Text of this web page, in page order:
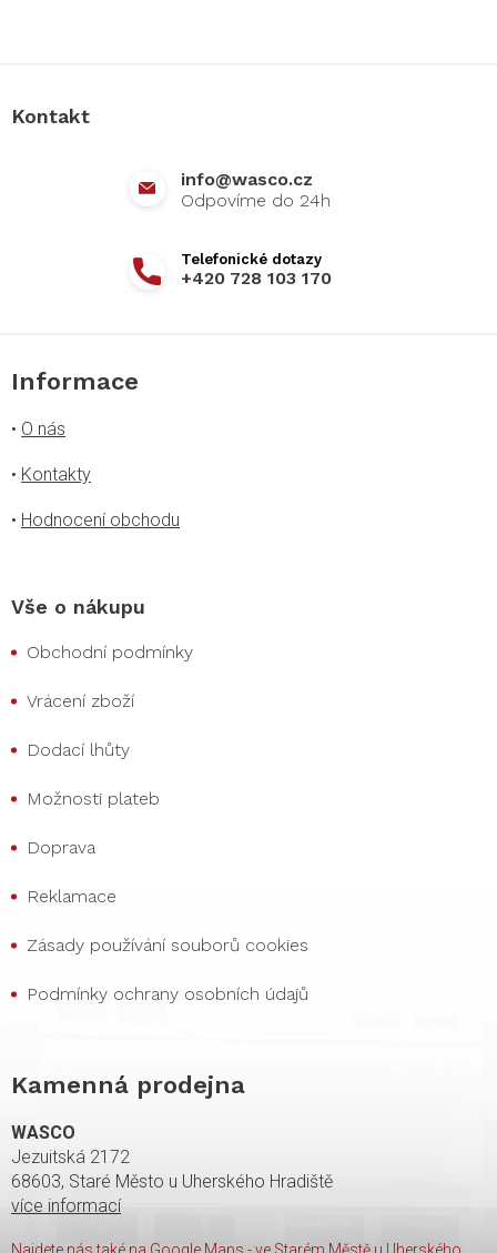
Kontakt
info@wasco.cz
+420 728 103 170
Informace
• O nás
• Kontakty
• Hodnocení obchodu
Vše o nákupu
Obchodní podmínky
Vrácení zboží
Dodací lhůty
Možnosti plateb
Doprava
Reklamace
Zásady používání souborů cookies
Podmínky ochrany osobních údajů
Kamenná prodejna
WASCO
Jezuitská 2172
68603, Staré Město u Uherského Hradiště
více informací